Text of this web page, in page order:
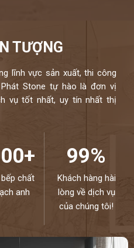
TƯỢNG
lĩnh vực sản xuất, thi công
Stone tự hào là đơn vị
vụ tốt nhất, uy tín nhất thị
chất
anh
99%
Khách hàng hài
lòng về dịch vụ
của chúng tôi!